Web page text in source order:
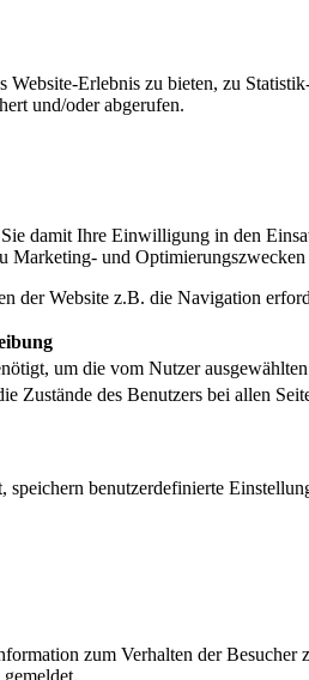
Website-Erlebnis zu bieten, zu
und/oder abgerufen.
damit Ihre Einwilligung in den
Marketing- und
der Website z.B. die Navigation
um die vom Nutzer
Zustände des Benutzers bei allen
benutzerdefinierte
zum Verhalten der